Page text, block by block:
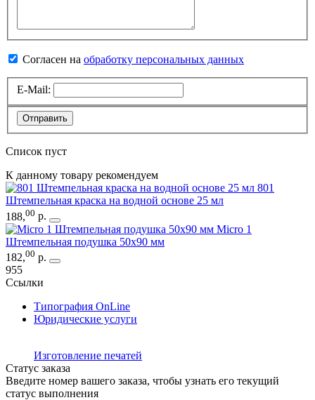
Согласен на обработку персональных данных
E-Mail:
Отправить
Список пуст
К данному товару рекомендуем
801
Штемпельная краска на водной основе 25 мл
188,00 р.
Micro 1
Штемпельная подушка 50х90 мм
182,00 р.
955
Ссылки
Типография OnLine
Юридические услуги
Изготовление печатей
Статус заказа
Введите номер вашего заказа, чтобы узнать его текущий
статус выполнения